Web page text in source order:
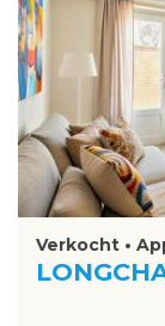
Verkocht •